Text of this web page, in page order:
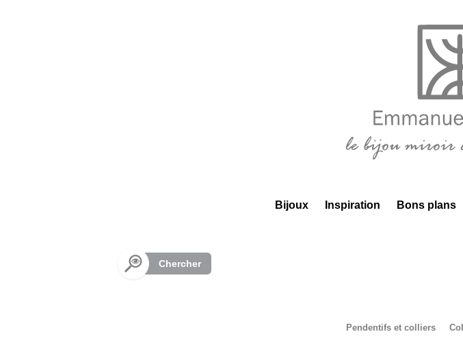
Bijoux Inspiration Bons plans
Chercher
Pendentifs et colliers